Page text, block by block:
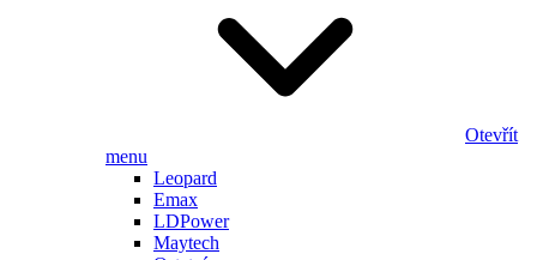
Otevřít
menu
Leopard
Emax
LDPower
Maytech